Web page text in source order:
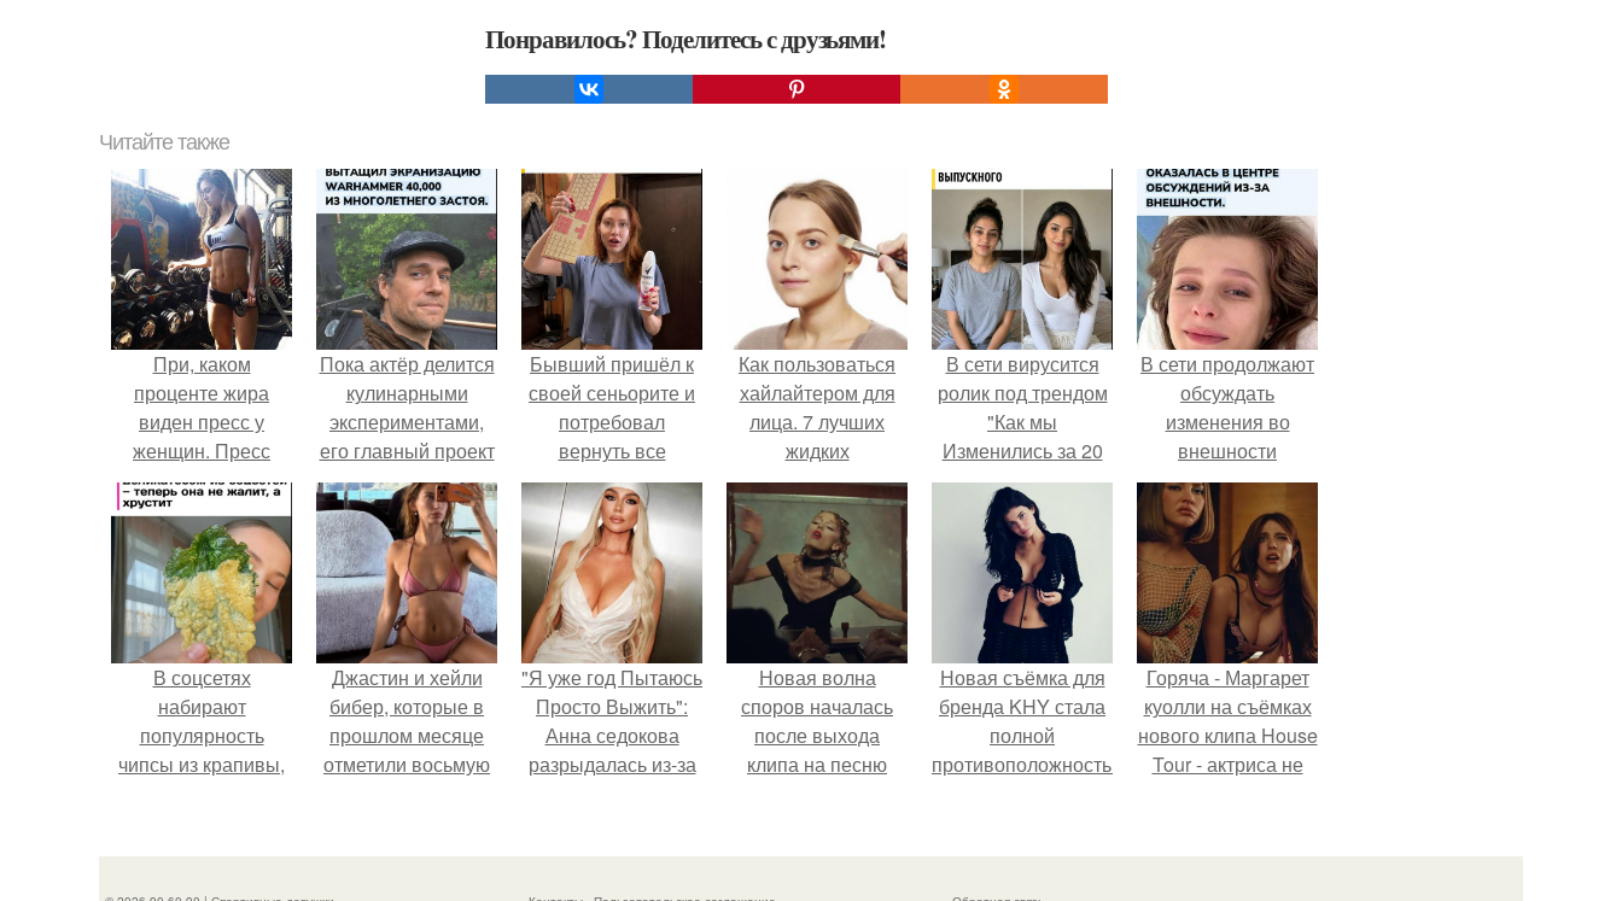
Понравилось? Поделитесь с друзьями!
Читайте также
При, каком
проценте жира
виден пресс у
женщин. Пресс
кубиками есть у
каждого, но обычно
они скрыты под
слоем жира.
Пока актёр делится
кулинарными
экспериментами,
его главный проект
сделал серьёзный
шаг вперёд.
Бывший пришёл к
своей сеньорите и
потребовал
вернуть все
подарки.
Как пользоваться
хайлайтером для
лица. 7 лучших
жидких
хайлайтеров для
лица
В сети вирусится
ролик под трендом
"Как мы
Изменились за 20
лет".
В сети продолжают
обсуждать
изменения во
внешности
актрисы.
В соцсетях
набирают
популярность
чипсы из крапивы,
комментариях
Джастин и хейли
бибер, которые в
прошлом месяце
отметили восьмую
новые фото с
"Я уже год Пытаюсь
Просто Выжить":
Анна седокова
разрыдалась из-за
Новая волна
споров началась
после выхода
клипа на песню
Новая съёмка для
бренда KHY стала
полной
противоположностью
ассоциировалась
Горяча - Маргарет
куолли на съёмках
нового клипа House
Tour - актриса не
выступила в роли